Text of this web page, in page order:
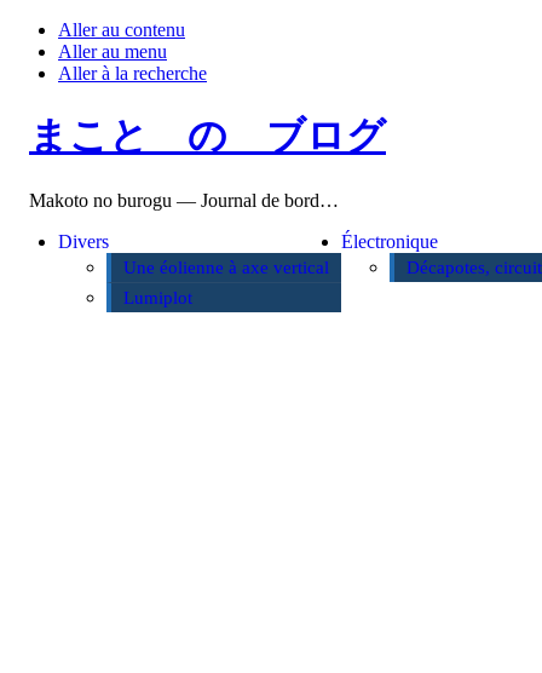
Aller au contenu
Aller au menu
Aller à la recherche
まこと の ブログ
Makoto no burogu — Journal de bord…
Divers
Une éolienne à axe vertical
Lumiplot
Électronique
Décapotes,